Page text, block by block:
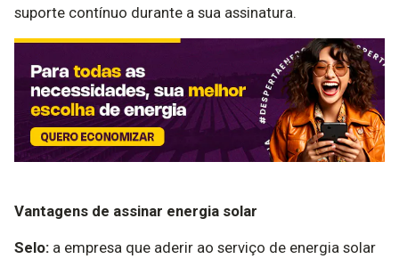
suporte contínuo durante a sua assinatura.
Vantagens de assinar energia solar
Selo: a empresa que aderir ao serviço de energia solar